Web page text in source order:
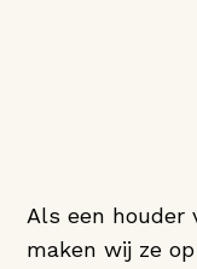
Als een houder
maken wij ze